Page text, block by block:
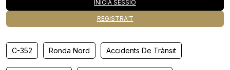
INICIA SESSIÓ
REGISTRA'T
C-352 Ronda Nord Accidents De Trànsit